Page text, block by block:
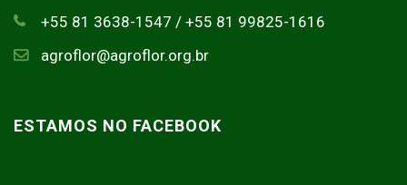
+55 81 3638-1547 / +55 81 99825-1616
agroflor@agroflor.org.br
ESTAMOS NO FACEBOOK